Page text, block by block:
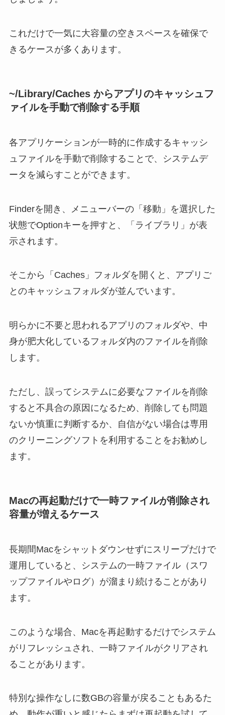
これだけで一気に大容量の空きスペースを確保で
きるケースが多くあります。
~/Library/Caches からアプリのキャッシュフ
ァイルを手動で削除する手順
各アプリケーションが一時的に作成するキャッシ
ュファイルを手動で削除することで、システムデ
ータを減らすことができます。
Finderを開き、メニューバーの「移動」を選択した
状態でOptionキーを押すと、「ライブラリ」が表
示されます。
そこから「Caches」フォルダを開くと、アプリご
とのキャッシュフォルダが並んでいます。
明らかに不要と思われるアプリのフォルダや、中
身が肥大化しているフォルダ内のファイルを削除
します。
ただし、誤ってシステムに必要なファイルを削除
すると不具合の原因になるため、削除しても問題
ないか慎重に判断するか、自信がない場合は専用
のクリーニングソフトを利用することをお勧めし
ます。
Macの再起動だけで一時ファイルが削除され
容量が増えるケース
長期間Macをシャットダウンせずにスリープだけで
運用していると、システムの一時ファイル（スワ
ップファイルやログ）が溜まり続けることがあり
ます。
このような場合、Macを再起動するだけでシステム
がリフレッシュされ、一時ファイルがクリアされ
ることがあります。
特別な操作なしに数GBの容量が戻ることもあるた